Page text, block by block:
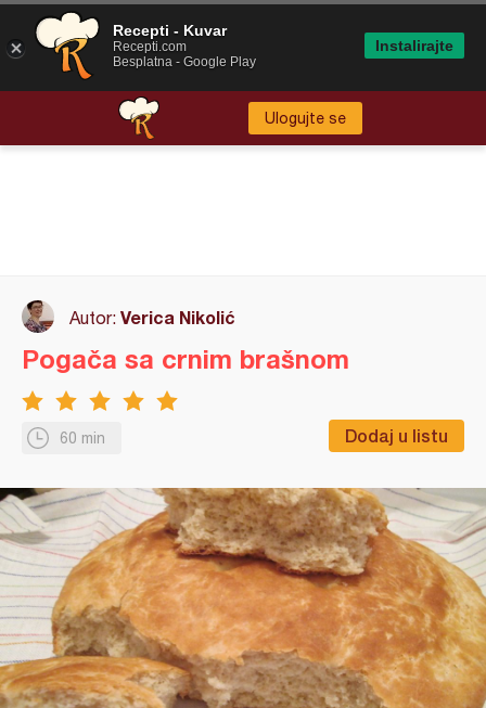
Ulogujte se
Autor: Verica Nikolić
60 min Dodaj u listu
Pogača sa crnim brašnom
Recepti - Kuvar
Recepti.com
Besplatna - Google Play
Instalirajte